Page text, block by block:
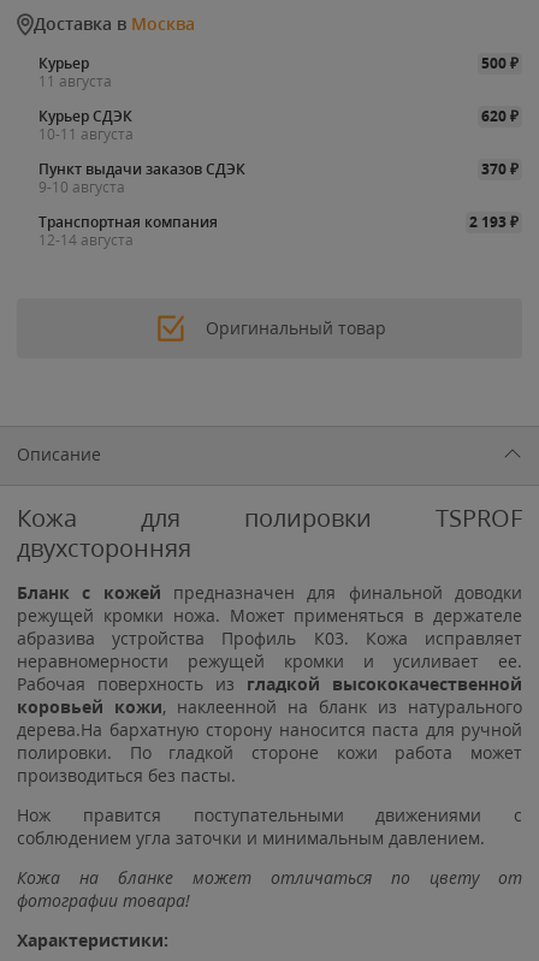
Доставка в Москва
Курьер 500₽
11 августа
Курьер СДЭК
620₽
10-11 августа
Пункт выдачи заказов СДЭК
370₽
9-10 августа
Транспортная компания
2 193₽
12-14 августа
Оригинальный товар
Описание
Кожа для полировки TSPROF
двухсторонняя
Бланк с кожей предназначен для финальной доводки
режущей кромки ножа. Может применяться в держателе
абразива устройства Профиль К03. Кожа исправляет
неравномерности режущей кромки и усиливает ее.
Рабочая поверхность из гладкой высококачественной
коровьей кожи, наклеенной на бланк из натурального
дерева.На бархатную сторону наносится паста для ручной
полировки. По гладкой стороне кожи работа может
производиться без пасты.
Нож правится поступательными движениями с
соблюдением угла заточки и минимальным давлением.
Кожа на бланке может отличаться по цвету от
фотографии товара!
Характеристики: